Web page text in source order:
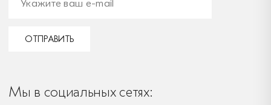
ОТПРАВИТЬ
Мы в социальных сетях: